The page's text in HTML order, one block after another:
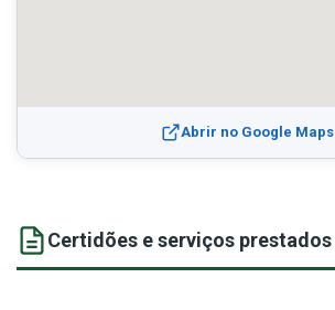
Abrir no Google Maps
Certidões e serviços prestados